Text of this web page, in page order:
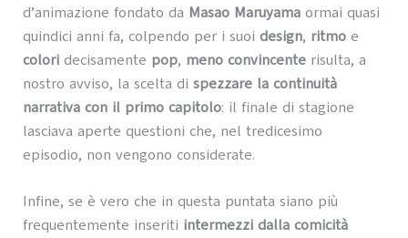
d’animazione fondato da Masao Maruyamaormai quasi
quindici anni fa, colpendo per i suoi design, ritmoe
coloridecisamente pop, meno convincenterisulta, a
nostro avviso, la scelta di spezzare la continuità
narrativa con il primo capitolo: il finale di stagione
lasciava aperte questioni che, nel tredicesimo
episodio, non vengono considerate.
Infine, se è vero che in questa puntata siano più
frequentemente inseriti intermezzi dalla comicità